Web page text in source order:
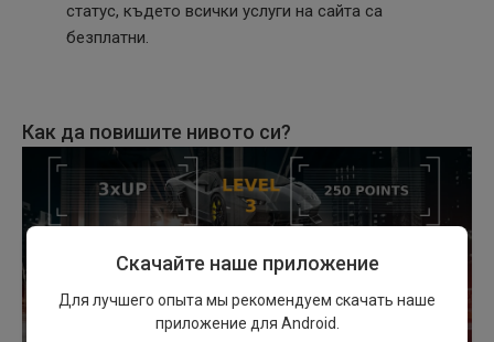
статус, където всички услуги на сайта са
безплатни.
Как да повишите нивото си?
Скачайте наше приложение
Для лучшего опыта мы рекомендуем скачать наше
приложение для Android.